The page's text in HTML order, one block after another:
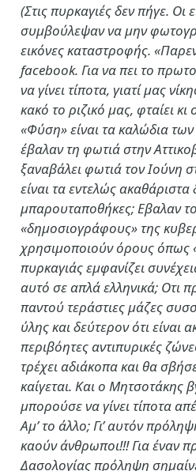
(Στις πυρκαγιές δεν πήγε. Οι
συμβούλεψαν να μην
εικόνες καταστροφής.
facebook. Για να πει το
να γίνει τίποτα, γιατί μας
κακό το ριζικό μας, φταίει
«Φύση» είναι τα καλώδια
έβαλαν τη φωτιά στην
ξαναβάλει φωτιά τον Ιούνη
είναι τα εντελώς
μπαρουταποθήκες; Εβαλαν
«δημοσιογράφους» της
χρησιμοποιούν όρους όπως
πυρκαγιάς εμφανίζει
αυτό σε απλά ελληνικά; Οτι
παντού τεράστιες μάζες
ύλης και δεύτερον ότι είναι
περιβόητες αντιπυρικές
τρέχει αδιάκοπα και θα
καίγεται. Και ο Μητσοτάκης
μπορούσε να γίνει τίποτα
Αμ’ το άλλο; Γι’ αυτόν
καούν άνθρωποι!!! Για έναν
Δασολογίας πρόληψη